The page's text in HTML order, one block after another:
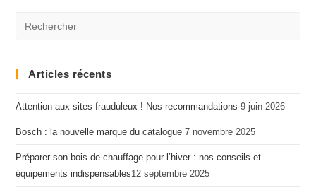
Articles récents
Attention aux sites frauduleux ! Nos recommandations 9 juin 2026
Bosch : la nouvelle marque du catalogue 7 novembre 2025
Préparer son bois de chauffage pour l’hiver : nos conseils et
équipements indispensables​12 septembre 2025